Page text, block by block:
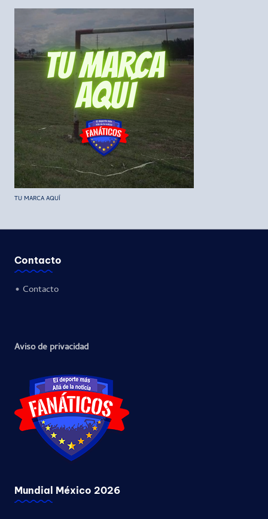
TU MARCA AQUÍ
Contacto
• Contacto
Aviso de privacidad
Mundial México 2026